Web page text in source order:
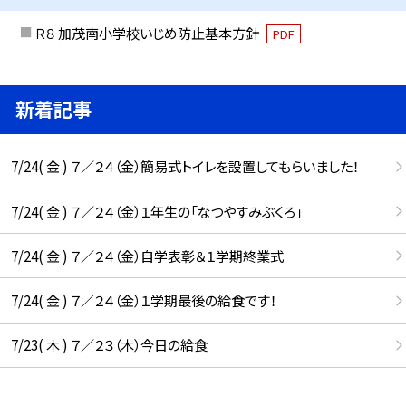
Ｒ８ 加茂南小学校いじめ防止基本方針 PDF
新着記事
7/24( 金 ) ７／２４（金）簡易式トイレを設置してもらいました！
7/24( 金 ) ７／２４（金）１年生の「なつやすみぶくろ」
7/24( 金 ) ７／２４（金）自学表彰＆１学期終業式
7/24( 金 ) ７／２４（金）１学期最後の給食です！
7/23( 木 ) ７／２３（木）今日の給食